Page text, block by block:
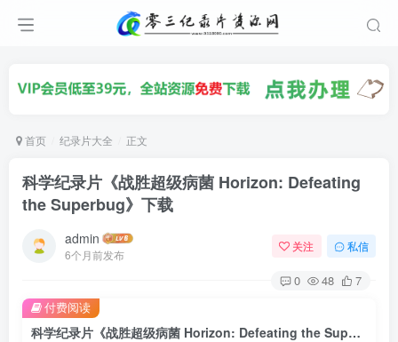
首页 纪录片大全 正文
科学纪录片《战胜超级病菌 Horizon: Defeating
the Superbug》下载
admin
6个月前发布
关注 私信
0 48 7
科学纪录片《战胜超级病菌 Horizon: Defeating the Superbug》下载
付费阅读